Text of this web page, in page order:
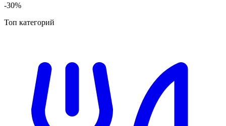
-30%
Топ категорий